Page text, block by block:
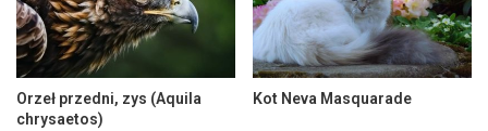
Orzeł przedni, zys (Aquila
chrysaetos)
Kot Neva Masquarade